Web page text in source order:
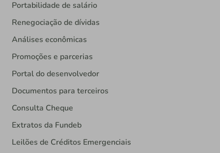
Portabilidade de salário
Renegociação de dívidas
Análises econômicas
Promoções e parcerias
Portal do desenvolvedor
Documentos para terceiros
Consulta Cheque
Extratos da Fundeb
Leilões de Créditos Emergenciais